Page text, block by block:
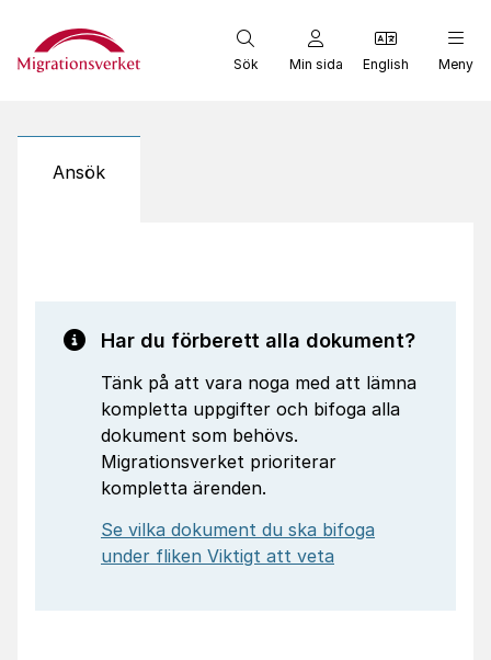
Start
Sök Min sida English Meny
Ansök
Har du förberett alla dokument?
Tänk på att vara noga med att lämna
kompletta uppgifter och bifoga alla
dokument som behövs.
Migrationsverket prioriterar
kompletta ärenden.
Se vilka dokument du ska bifoga
under fliken Viktigt att veta